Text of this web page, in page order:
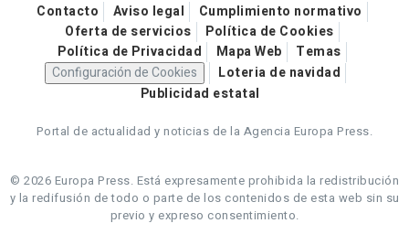
Contacto Aviso legal
Cumplimiento normativo
Oferta de servicios
Política de Cookies
Política de Privacidad
Mapa Web
Temas
Configuración de Cookies
Loteria de navidad
Publicidad estatal
Portal de actualidad y noticias de la Agencia Europa Press.
© 2026 Europa Press. Está expresamente prohibida la redistribución
y la redifusión de todo o parte de los contenidos de esta web sin su
previo y expreso consentimiento.